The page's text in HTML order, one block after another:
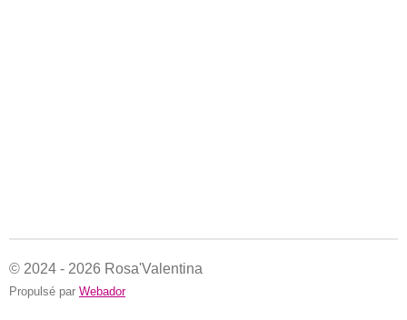
© 2024 - 2026 Rosa'Valentina
Propulsé par Webador